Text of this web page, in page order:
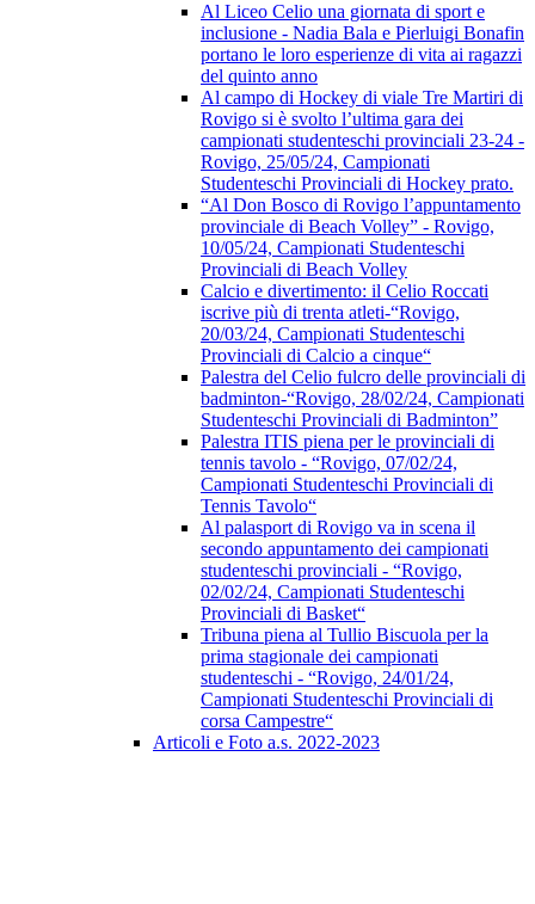
Al Liceo Celio una giornata di sport e
inclusione - Nadia Bala e Pierluigi Bonafin
portano le loro esperienze di vita ai ragazzi
del quinto anno
Al campo di Hockey di viale Tre Martiri di
Rovigo si è svolto l’ultima gara dei
campionati studenteschi provinciali 23-24 -
Rovigo, 25/05/24, Campionati
Studenteschi Provinciali di Hockey prato.
“Al Don Bosco di Rovigo l’appuntamento
provinciale di Beach Volley” - Rovigo,
10/05/24, Campionati Studenteschi
Provinciali di Beach Volley
Calcio e divertimento: il Celio Roccati
iscrive più di trenta atleti-“Rovigo,
20/03/24, Campionati Studenteschi
Provinciali di Calcio a cinque“
Palestra del Celio fulcro delle provinciali di
badminton-“Rovigo, 28/02/24, Campionati
Studenteschi Provinciali di Badminton”
Palestra ITIS piena per le provinciali di
tennis tavolo - “Rovigo, 07/02/24,
Campionati Studenteschi Provinciali di
Tennis Tavolo“
Al palasport di Rovigo va in scena il
secondo appuntamento dei campionati
studenteschi provinciali - “Rovigo,
02/02/24, Campionati Studenteschi
Provinciali di Basket“
Tribuna piena al Tullio Biscuola per la
prima stagionale dei campionati
studenteschi - “Rovigo, 24/01/24,
Campionati Studenteschi Provinciali di
corsa Campestre“
Articoli e Foto a.s. 2022-2023